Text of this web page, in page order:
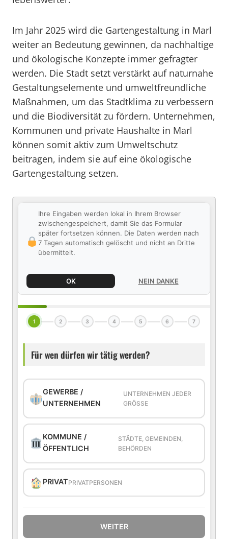
Im Jahr 2025 wird die Gartengestaltung in Marl
weiter an Bedeutung gewinnen, da nachhaltige
und ökologische Konzepte immer gefragter
werden. Die Stadt setzt verstärkt auf naturnahe
Gestaltungselemente und umweltfreundliche
Maßnahmen, um das Stadtklima zu verbessern
und die Biodiversität zu fördern. Unternehmen,
Kommunen und private Haushalte in Marl
können somit aktiv zum Umweltschutz
beitragen, indem sie auf eine ökologische
Gartengestaltung setzen.
Ihre Eingaben werden lokal in Ihrem Browser
zwischengespeichert, damit Sie das Formular
später fortsetzen können. Die Daten werden nach
7 Tagen automatisch gelöscht und nicht an Dritte
übermittelt.
OK NEIN DANKE
1 2 3 4 5 6 7
Für wen dürfen wir tätig werden?
GEWERBE /
UNTERNEHMEN
UNTERNEHMEN JEDER
GRÖSSE
KOMMUNE /
ÖFFENTLICH
STÄDTE, GEMEINDEN,
BEHÖRDEN
PRIVATPRIVATPERSONEN
WEITER